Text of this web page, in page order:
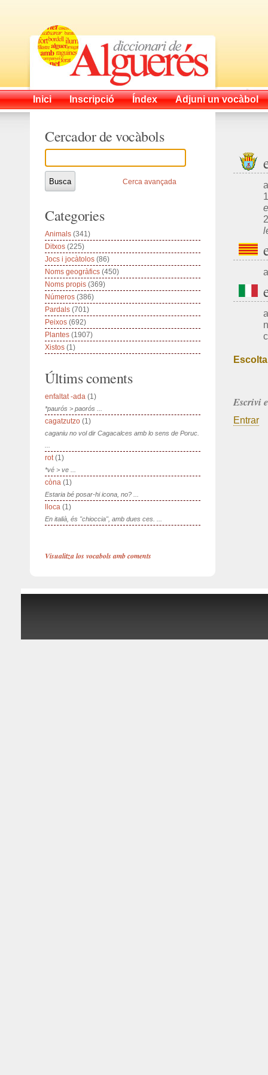
Inici Inscripció Índex Adjuni un vocàbol
Escrivi
Entrar
Cercador de vocàbols
Cerca avançada
Categories
Animals (341)
Ditxos (225)
Jocs i jocàtolos (86)
Noms geogràfics (450)
Noms propis (369)
Números (386)
Pardals (701)
Peixos (692)
Plantes (1907)
Xistos (1)
Últims coments
enfaltat -ada (1)
*paurós > paorós ...
cagatzutzo (1)
caganiu no vol dir Cagacalces amb lo sens de Poruc.
rot(1)
*vé > ve ...
còna (1)
Estaria bé posar-hi icona, no? ...
lloca (1)
En italià, és "chioccia", amb dues ces. ...
Visualitza los vocabols amb coments